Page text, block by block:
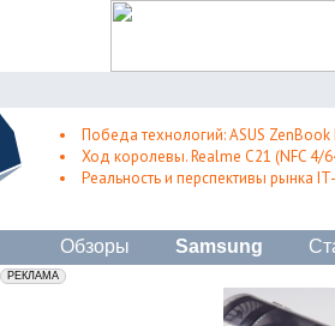
Победа технологий: ASUS ZenBook
Ход королевы. Realme C21 (NFC 4/
Реальность и перспективы рынка
Обзоры Samsung
erid: 2VfnxxmNzs5
РЕКЛАМА